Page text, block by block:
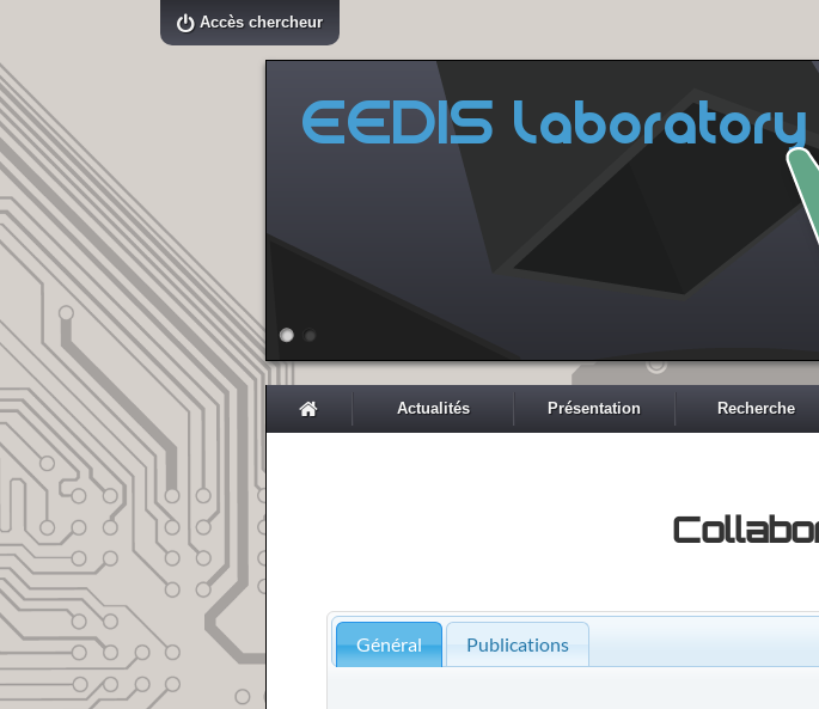
Accès chercheur
EEDIS Laboratory
Actualités Présentation Recherche
Général Publications